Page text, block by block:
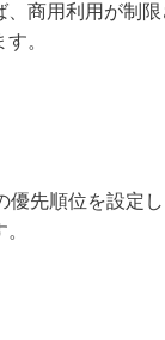
商用利用が制
。
先順位を設定